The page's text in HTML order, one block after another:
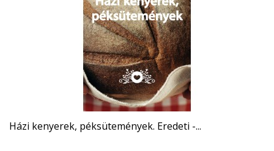
Házi kenyerek, péksütemények. Eredeti -...